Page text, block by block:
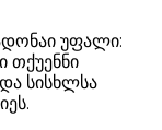
უფალი:
თქუენნი
სისხლსა